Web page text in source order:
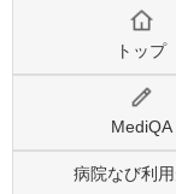
トップ
MediQA
病院なび利